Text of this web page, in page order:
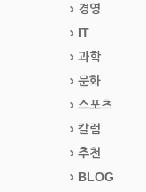
경영
IT
과학
문화
스포츠
칼럼
추천
BLOG